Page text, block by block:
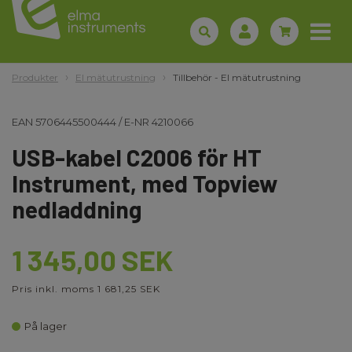
Produkter El mätutrustning Tillbehör - El mätutrustning
EAN 5706445500444/E-NR 4210066
USB-kabel C2006 för HT
Instrument, med Topview
nedladdning
1 345,00 SEK
Pris inkl. moms 1 681,25 SEK
På lager